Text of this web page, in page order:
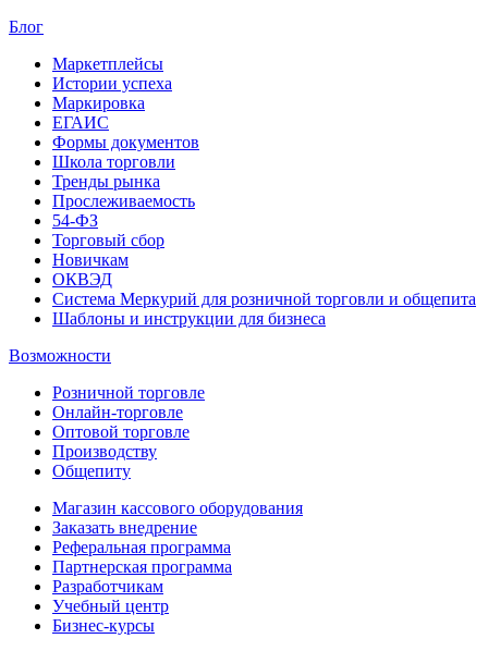
Блог
Маркетплейсы
Истории успеха
Маркировка
ЕГАИС
Формы документов
Школа торговли
Тренды рынка
Прослеживаемость
54-ФЗ
Торговый сбор
Новичкам
ОКВЭД
Система Меркурий для розничной торговли и общепита
Шаблоны и инструкции для бизнеса
Возможности
Розничной торговле
Онлайн-торговле
Оптовой торговле
Производству
Общепиту
Магазин кассового оборудования
Заказать внедрение
Реферальная программа
Партнерская программа
Разработчикам
Учебный центр
Бизнес‑курсы